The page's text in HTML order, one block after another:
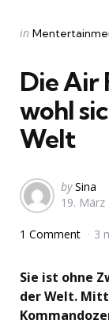
Categories
Posted
in
Die Air
wohl
Welt
Posted
by
by Sina
19. März
1 Comment 3
Sie ist ohne
der Welt.